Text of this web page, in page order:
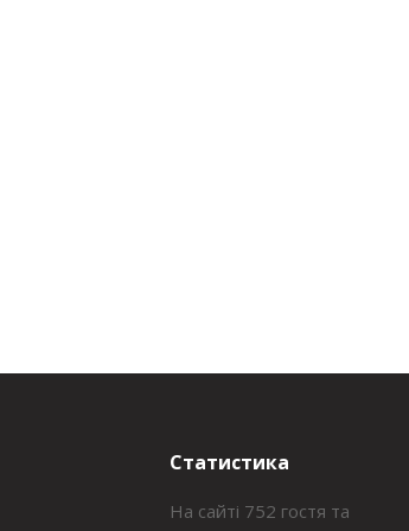
Статистика
На сайті 752 гостя та